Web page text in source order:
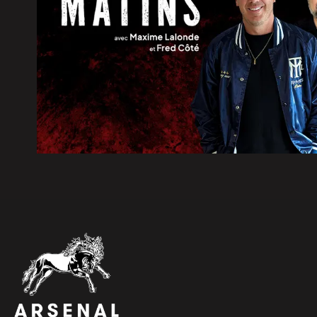
6 août 2026| Les Bourses Objectif Retour
6 août 2026|CNA | Constant Awashish et
Grand Chef